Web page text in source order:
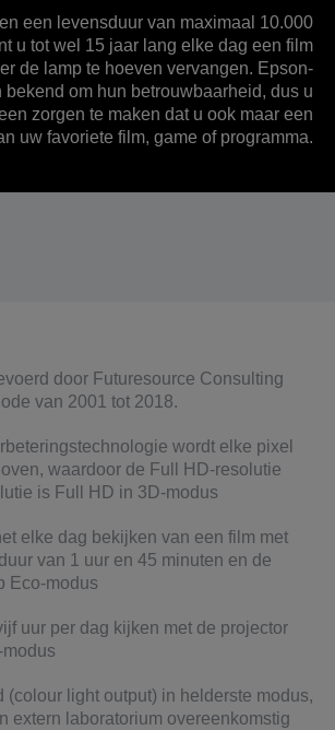
een levensduur van maximaal 10.000
u tot wel 15 jaar lang elke dag een film
de lamp te hoeven vervangen. Epson-
bekend om hun betrouwbaarheid, dus u
zorgen te maken dat u ook maar een
uw favoriete film, game of programma.
door Futuresource Consulting
van 2001 tot 2018.
wordt elke pixel
waardoor de Full HD-resolutie
is Full HD in 3D-modus
elke dag bekijken van een film met
van 1 uur en 45 minuten en de
Eco-modus
uur per dag kijken met de projector
(colour light output) in helderste modus,
extern laboratorium overeenkomstig